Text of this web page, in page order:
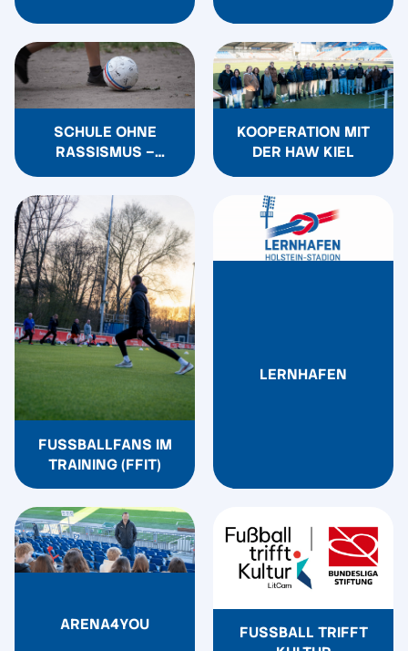
SCHULE OHNE
RASSISMUS –
COURAGE
KOOPERATION MIT
DER HAW KIEL
FUSSBALLFANS IM T
RAINING (FFIT)
LERNHAFEN
ARENA4YOU
FUSSBALL TRIFFT